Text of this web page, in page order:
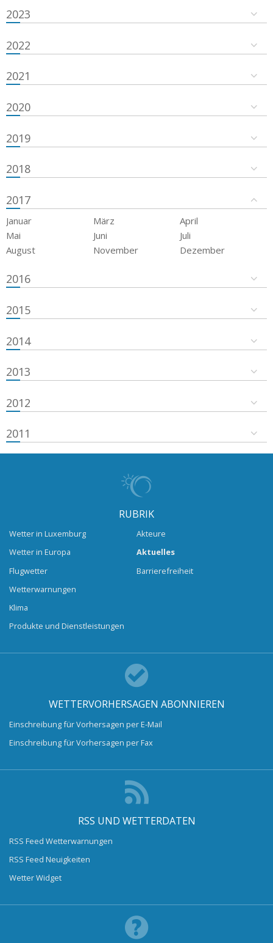
2023
2022
2021
2020
2019
2018
2017
Januar März
April
Mai
Juni
Juli
August
November Dezember
2016
2015
2014
2013
2012
2011
RUBRIK
Wetter in Luxemburg
Wetter in Europa
Flugwetter
Wetterwarnungen
Klima
Produkte und Dienstleistungen
Akteure
Aktuelles
Barrierefreiheit
WETTERVORHERSAGEN ABONNIEREN
Einschreibung für Vorhersagen per E-Mail
Einschreibung für Vorhersagen per Fax
RSS UND WETTERDATEN
RSS Feed Wetterwarnungen
RSS Feed Neuigkeiten
Wetter Widget